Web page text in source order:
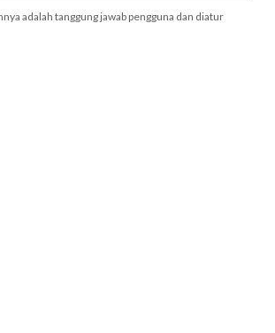
adalah tanggung jawab pengguna dan diatur